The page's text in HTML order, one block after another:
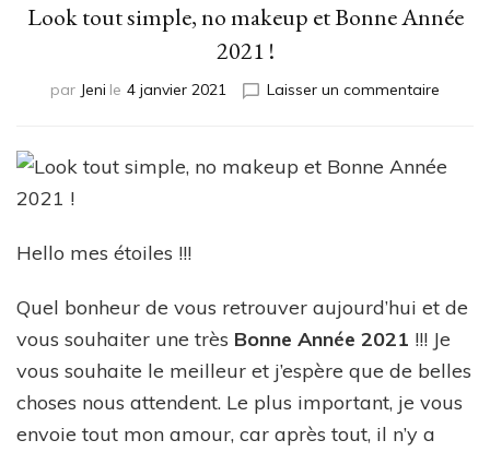
Look tout simple, no makeup et Bonne Année
2021 !
par Jeni le 4 janvier 2021 Laisser un commentaire
!
Hello mes étoiles !!!
Quel bonheur de vous retrouver aujourd’hui et de
vous souhaiter une très Bonne Année 2021 !!! Je
vous souhaite le meilleur et j’espère que de belles
choses nous attendent. Le plus important, je vous
envoie tout mon amour, car après tout, il n’y a